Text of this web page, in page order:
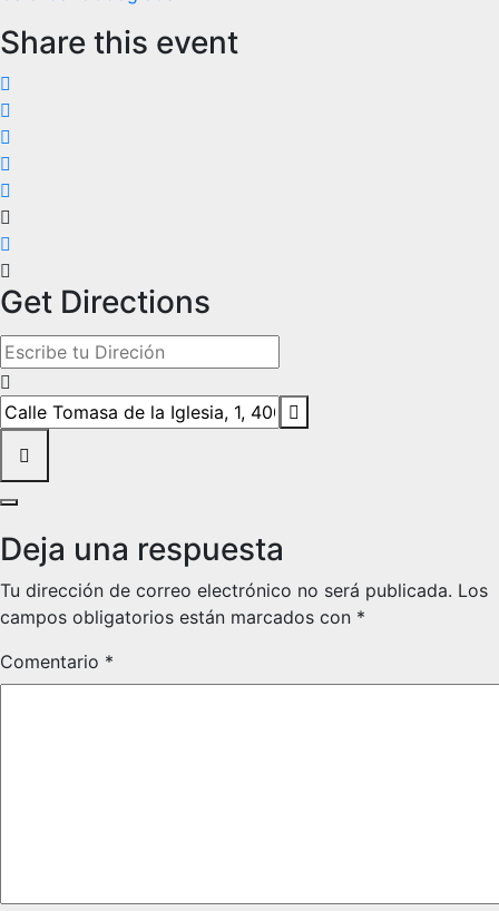
Share this event
Get Directions
Address - Exposición Que aflore lo enterrado en Centro
Destination Address - Exposición Que aflore lo enterrado
Deja una respuesta
Tu dirección de correo electrónico no será publicada. Los
campos obligatorios están marcados con *
Comentario *